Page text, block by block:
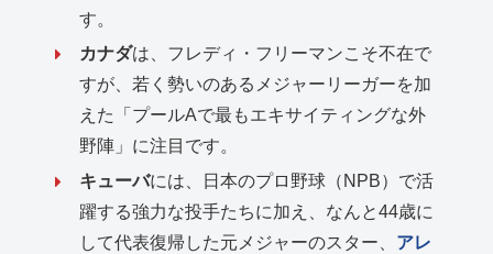
す。
カナダは、フレディ・フリーマンこそ不在で
すが、若く勢いのあるメジャーリーガーを加
えた「プールAで最もエキサイティングな外
野陣」に注目です。
キューバには、日本のプロ野球（NPB）で活
躍する強力な投手たちに加え、なんと44歳に
して代表復帰した元メジャーのスター、 アレ